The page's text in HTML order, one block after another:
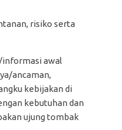
risiko serta
informasi awal
ancaman,
kebijakan di
kebutuhan dan
ujung tombak